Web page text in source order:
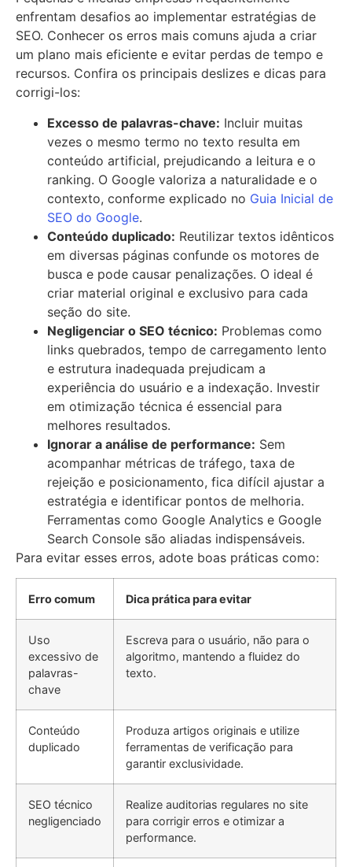
enfrentam desafios ao implementar estratégias de
SEO. Conhecer os erros mais comuns ajuda a criar
um plano mais eficiente e evitar perdas de tempo e
recursos. Confira os principais deslizes e dicas para
corrigi-los:
Excesso de palavras-chave: Incluir muitas
vezes o mesmo termo no texto resulta em
conteúdo artificial, prejudicando a leitura e o
ranking. O Google valoriza a naturalidade e o
contexto, conforme explicado no Guia Inicial de
SEO do Google.
Conteúdo duplicado: Reutilizar textos idênticos
em diversas páginas confunde os motores de
busca e pode causar penalizações. O ideal é
criar material original e exclusivo para cada
seção do site.
Negligenciar o SEO técnico: Problemas como
links quebrados, tempo de carregamento lento
e estrutura inadequada prejudicam a
experiência do usuário e a indexação. Investir
em otimização técnica é essencial para
melhores resultados.
Ignorar a análise de performance: Sem
acompanhar métricas de tráfego, taxa de
rejeição e posicionamento, fica difícil ajustar a
estratégia e identificar pontos de melhoria.
Ferramentas como Google Analytics e Google
Search Console são aliadas indispensáveis.
Para evitar esses erros, adote boas práticas como:
Erro comum Dica prática para evitar
Uso
excessivo de
palavras-
chave
Escreva para o usuário, não para o
algoritmo, mantendo a fluidez do
texto.
Conteúdo
duplicado
Produza artigos originais e utilize
ferramentas de verificação para
garantir exclusividade.
SEO técnico
negligenciado
Realize auditorias regulares no site
para corrigir erros e otimizar a
performance.